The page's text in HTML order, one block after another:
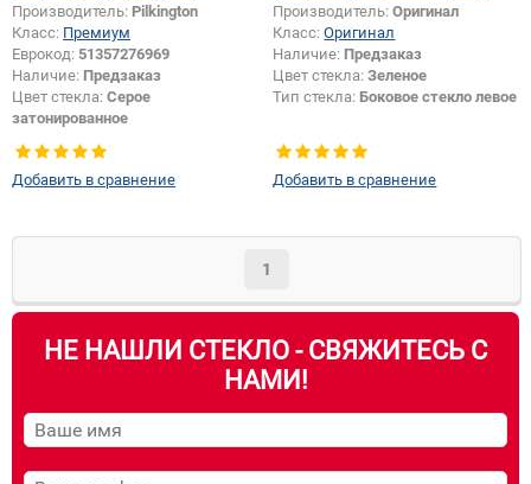
Производитель: Pilkington
Класс: Премиум
Еврокод: 51357276969
Наличие: Предзаказ
Цвет стекла: Серое
затонированное
Добавить в сравнение
Производитель:Оригинал
Класс:Оригинал
Наличие: Предзаказ
Цвет стекла:Зеленое
Тип стекла: Боковое стекло левое
Добавить в сравнение
1
НЕ НАШЛИ СТЕКЛО - СВЯЖИТЕСЬ С
НАМИ!